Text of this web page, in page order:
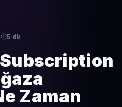
5 dk
Zaman